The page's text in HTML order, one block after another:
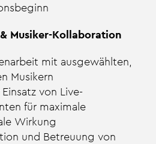
Musiker-Kollaboration
mit ausgewählten,
Musikern
von Live-
für maximale
Wirkung
und Betreuung von